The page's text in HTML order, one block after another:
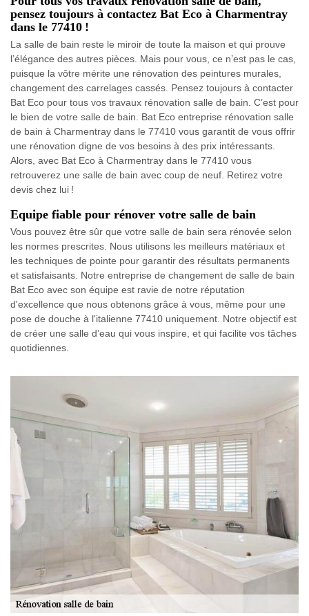
pensez toujours à contactez Bat Eco à Charmentray
dans le 77410 !
La salle de bain reste le miroir de toute la maison et qui prouve
l’élégance des autres pièces. Mais pour vous, ce n’est pas le cas,
puisque la vôtre mérite une rénovation des peintures murales,
changement des carrelages cassés. Pensez toujours à contacter
Bat Eco pour tous vos travaux rénovation salle de bain. C’est pour
le bien de votre salle de bain. Bat Eco entreprise rénovation salle
de bain à Charmentray dans le 77410 vous garantit de vous offrir
une rénovation digne de vos besoins à des prix intéressants.
Alors, avec Bat Eco à Charmentray dans le 77410 vous
retrouverez une salle de bain avec coup de neuf. Retirez votre
devis chez lui !
Equipe fiable pour rénover votre salle de bain
Vous pouvez être sûr que votre salle de bain sera rénovée selon
les normes prescrites. Nous utilisons les meilleurs matériaux et
les techniques de pointe pour garantir des résultats permanents
et satisfaisants. Notre entreprise de changement de salle de bain
Bat Eco avec son équipe est ravie de notre réputation
d'excellence que nous obtenons grâce à vous, même pour une
pose de douche à l'italienne 77410 uniquement. Notre objectif est
de créer une salle d’eau qui vous inspire, et qui facilite vos tâches
quotidiennes.